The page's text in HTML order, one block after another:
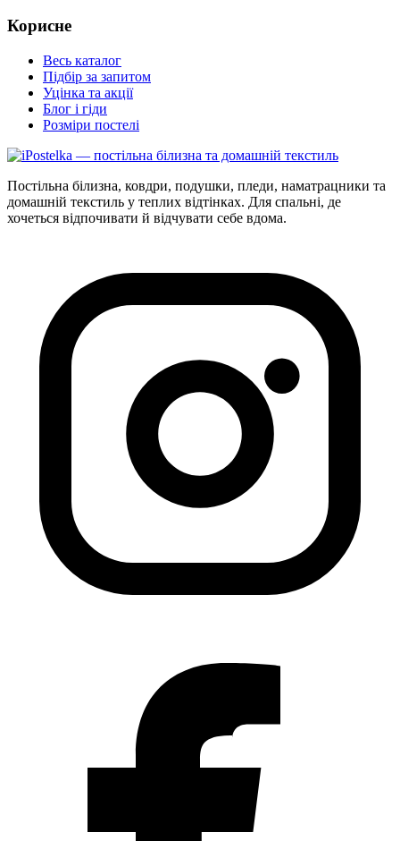
Корисне
Весь каталог
Підбір за запитом
Уцінка та акції
Блог і гіди
Розміри постелі
Постільна білизна, ковдри, подушки, пледи, наматрацники та
домашній текстиль у теплих відтінках. Для спальні, де
хочеться відпочивати й відчувати себе вдома.